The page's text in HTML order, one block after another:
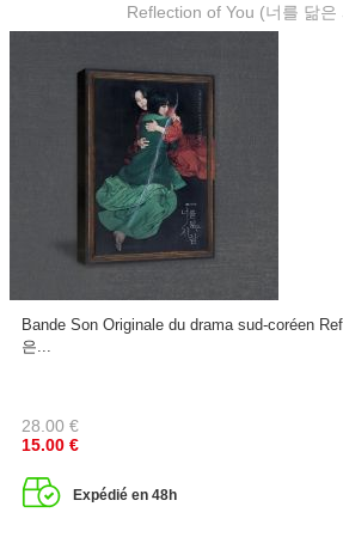
Reflection of You (너를 닮은
Bande Son Originale du drama sud-coréen
은...
28.00 €
15.00 €
Expédié en 48h